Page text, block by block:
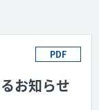
PDF
お知らせ